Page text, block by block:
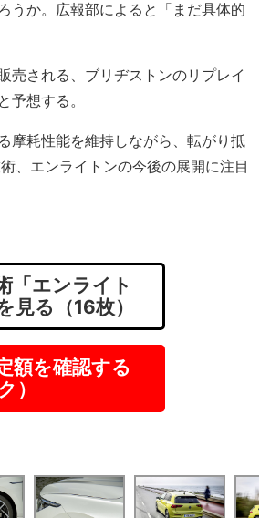
うか。広報部によると「まだ具体的
される、ブリヂストンのリプレイ
想する。
摩耗性能を維持しながら、転がり抵
、エンライトンの今後の展開に注目
「エンライト
る（16枚）
額を確認する
）